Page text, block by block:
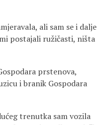
ali sam se i dalje
postajali ružičasti, ništa
prstenova,
i branik Gospodara
trenutka sam vozila